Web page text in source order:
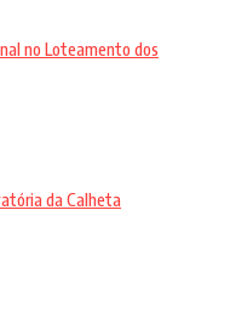
no Loteamento dos
da Calheta